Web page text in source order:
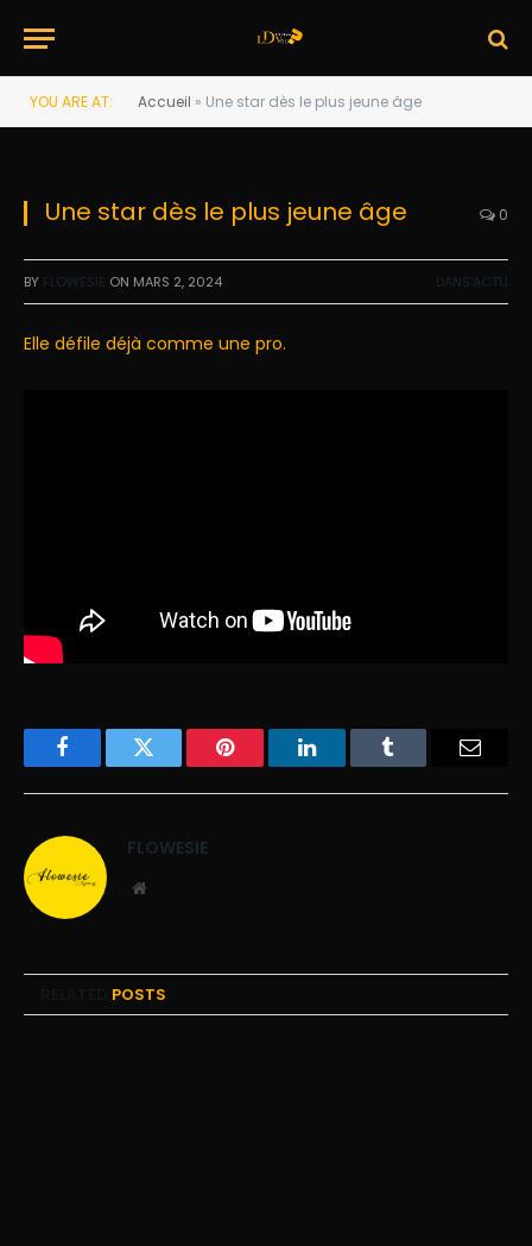
YOU ARE AT: Accueil » Une star dès le plus jeune âge
Une star dès le plus jeune âge 0
BY FLOWESIE ON MARS 2, 2024 DANS'ACTU
Elle défile déjà comme une pro.
FacebookTwitter Pinterest LinkedInTumblr
FLOWESIE
Website
POSTS